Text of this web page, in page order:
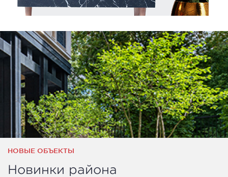
НОВЫЕ ОБЪЕКТЫ
Новинки района